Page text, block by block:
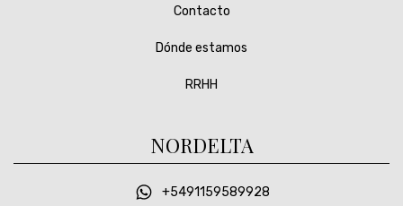
Contacto
Dónde estamos
RRHH
NORDELTA
+5491159589928